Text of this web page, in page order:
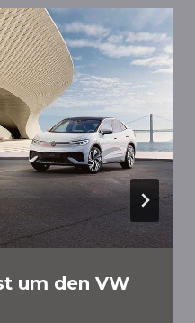
um den VW